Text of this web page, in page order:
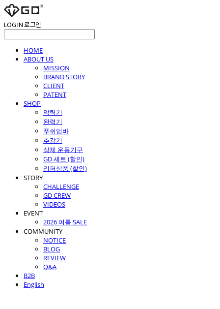
LOG IN로그인
HOME
ABOUT US
MISSION
BRAND STORY
CLIENT
PATENT
SHOP
악력기
완력기
푸쉬업바
추감기
상체 운동기구
GD 세트 (할인)
리퍼상품 (할인)
STORY
CHALLENGE
GD CREW
VIDEOS
EVENT
2026 여름 SALE
COMMUNITY
NOTICE
BLOG
REVIEW
Q&A
B2B
English